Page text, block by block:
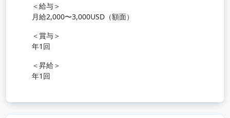
＜給与＞
月給2,000〜3,000USD（額面）
＜賞与＞
年1回
＜昇給＞
年1回